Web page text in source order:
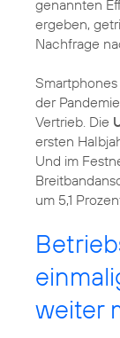
genannten
ergeben,
Nachfrage
der
Vertrieb. Die
ersten
Und im
um 5,1
weiter